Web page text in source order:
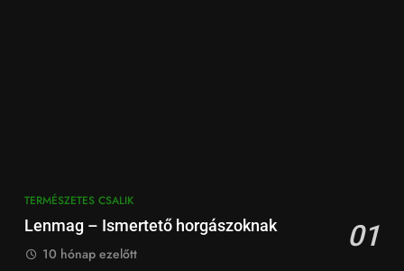
TERMÉSZETES CSALIK
Lenmag – Ismertető horgászoknak 01
10 hónap ezelőtt